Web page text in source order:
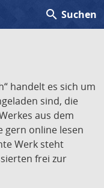
search Suchen
handelt es sich um
sind, die
aus dem
gern online lesen
Werk steht
frei zur